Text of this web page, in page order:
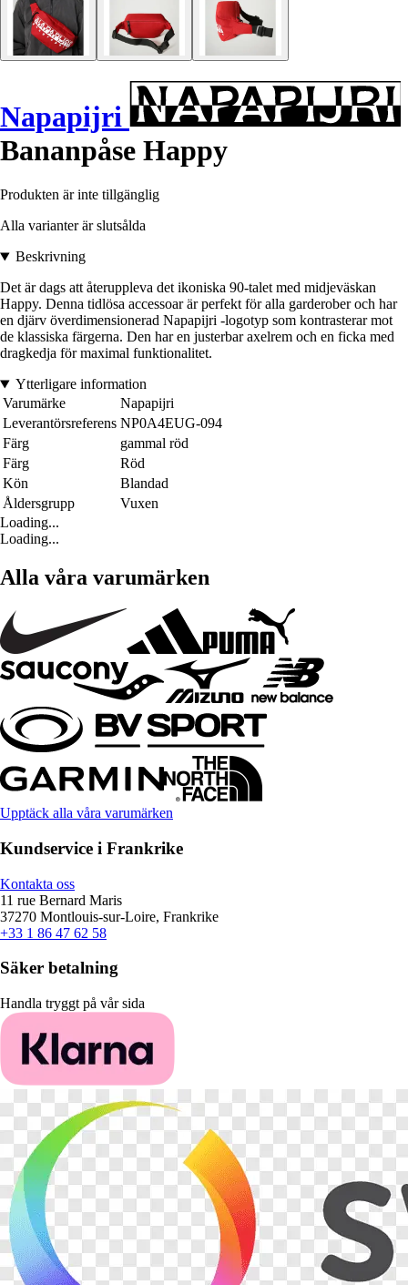
Napapijri
Bananpåse Happy
Produkten är inte tillgänglig
Alla varianter är slutsålda
Beskrivning
Det är dags att återuppleva det ikoniska 90-talet med midjeväskan
Happy. Denna tidlösa accessoar är perfekt för alla garderober och har
en djärv överdimensionerad Napapijri -logotyp som kontrasterar mot
de klassiska färgerna. Den har en justerbar axelrem och en ficka med
dragkedja för maximal funktionalitet.
Ytterligare information
Varumärke
Napapijri
Leverantörsreferens NP0A4EUG-094
Färg
gammal röd
Färg
Röd
Kön
Blandad
Åldersgrupp
Vuxen
Loading...
Loading...
Alla våra varumärken
Upptäck alla våra varumärken
Kundservice i Frankrike
Kontakta oss
11 rue Bernard Maris
37270 Montlouis-sur-Loire, Frankrike
+33 1 86 47 62 58
Säker betalning
Handla tryggt på vår sida